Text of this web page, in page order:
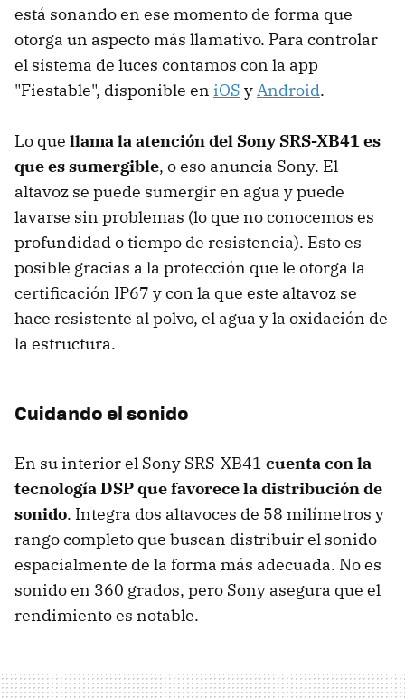
está sonando en ese momento de forma que
otorga un aspecto más llamativo. Para controlar
el sistema de luces contamos con la app
"Fiestable", disponible en iOS y Android.
Lo que llama la atención del Sony SRS-XB41 es
que es sumergible, o eso anuncia Sony. El
altavoz se puede sumergir en agua y puede
lavarse sin problemas (lo que no conocemos es
profundidad o tiempo de resistencia). Esto es
posible gracias a la protección que le otorga la
certificación IP67 y con la que este altavoz se
hace resistente al polvo, el agua y la oxidación de
la estructura.
Cuidando el sonido
En su interior el Sony SRS-XB41 cuenta con la
tecnología DSP que favorece la distribución de
sonido. Integra dos altavoces de 58 milímetros y
rango completo que buscan distribuir el sonido
espacialmente de la forma más adecuada. No es
sonido en 360 grados, pero Sony asegura que el
rendimiento es notable.